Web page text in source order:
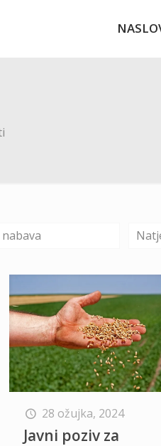
nabava
28 ožujka, 2024
Javni poziv za